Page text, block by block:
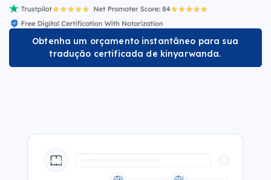
Obtenha um orçamento instantâneo para sua
tradução certificada de kinyarwanda.